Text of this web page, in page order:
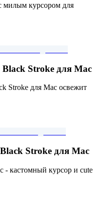
милым курсором для
Stroke для Mac
Stroke для Mac освежит
Stroke для Mac
- кастомный курсор и cute